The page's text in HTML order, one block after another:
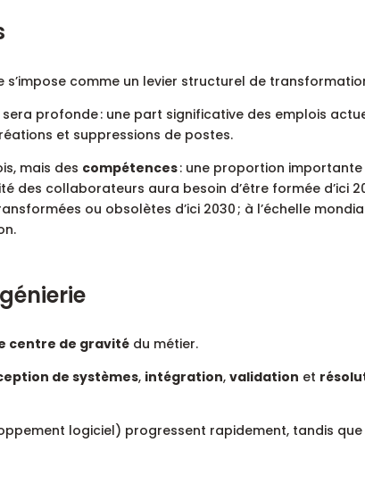
s’impose comme un levier structurel de
profonde : une part significative des emplois
et suppressions de postes.
mais des compétences: une proportion
des collaborateurs aura besoin d’être formée d’ici
ou obsolètes d’ici 2030 ; à l’échelle
centre de gravité du métier.
de systèmes, intégration,validation et
logiciel) progressent rapidement, tandis